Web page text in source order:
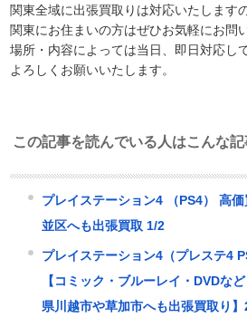
関東全域に出張買取りは対応いたしますの
関東にお住まいの方はぜひお気軽にお問
場所・内容によっては当日、即日対応し
よろしくお願いいたします。
この記事を読んでいる人はこんな
プレイステーション4 （PS4） 高
並区へも出張買取 1/2
プレイステーション4（プレステ4
【コミック・ブルーレイ・DVDな
県川越市や草加市へも出張買取り